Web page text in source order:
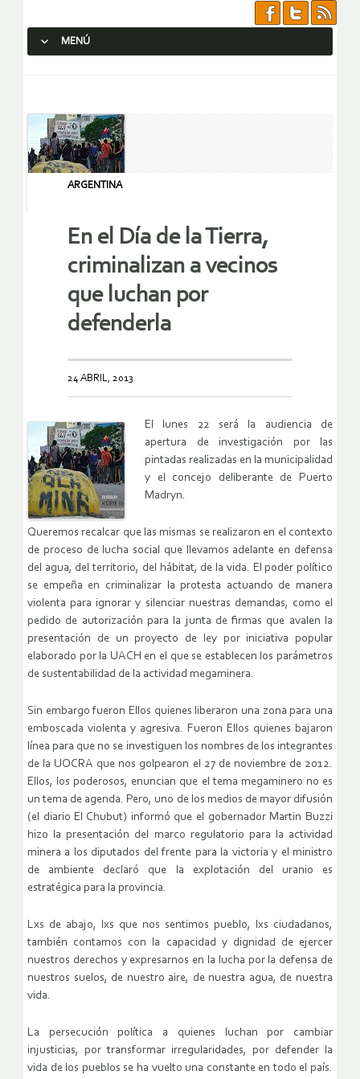
MENÚ
ARGENTINA
En el Día de la Tierra,
criminalizan a vecinos
que luchan por
defenderla
24 ABRIL, 2013
El lunes 22 será la audiencia de
apertura de investigación por las
pintadas realizadas en la municipalidad
y el concejo deliberante de Puerto
Madryn.
Queremos recalcar que las mismas se realizaron en el contexto
de proceso de lucha social que llevamos adelante en defensa
del agua, del territorio, del hábitat, de la vida. El poder político
se empeña en criminalizar la protesta actuando de manera
violenta para ignorar y silenciar nuestras demandas, como el
pedido de autorización para la junta de firmas que avalen la
presentación de un proyecto de ley por iniciativa popular
elaborado por la UACH en el que se establecen los parámetros
de sustentabilidad de la actividad megaminera.
Sin embargo fueron Ellos quienes liberaron una zona para una
emboscada violenta y agresiva. Fueron Ellos quienes bajaron
línea para que no se investiguen los nombres de los integrantes
de la UOCRA que nos golpearon el 27 de noviembre de 2012.
Ellos, los poderosos, enuncian que el tema megaminero no es
un tema de agenda. Pero, uno de los medios de mayor difusión
(el diario El Chubut) informó que el gobernador Martin Buzzi
hizo la presentación del marco regulatorio para la actividad
minera a los diputados del frente para la victoria y el ministro
de ambiente declaró que la explotación del uranio es
estratégica para la provincia.
Lxs de abajo, lxs que nos sentimos pueblo, lxs ciudadanos,
también contamos con la capacidad y dignidad de ejercer
nuestros derechos y expresarnos en la lucha por la defensa de
nuestros suelos, de nuestro aire, de nuestra agua, de nuestra
vida.
La persecución política a quienes luchan por cambiar
injusticias, por transformar irregularidades, por defender la
vida de los pueblos se ha vuelto una constante en todo el país.